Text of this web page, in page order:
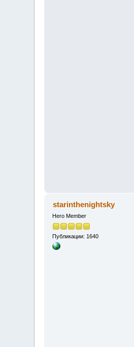
starinthenightsky
Hero Member
Публикации: 1640